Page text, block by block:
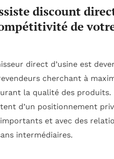
discount
de
direct d’usine est
cherchant à
la qualité des produits.
d’un positionnement
et avec des
intermédiaires.